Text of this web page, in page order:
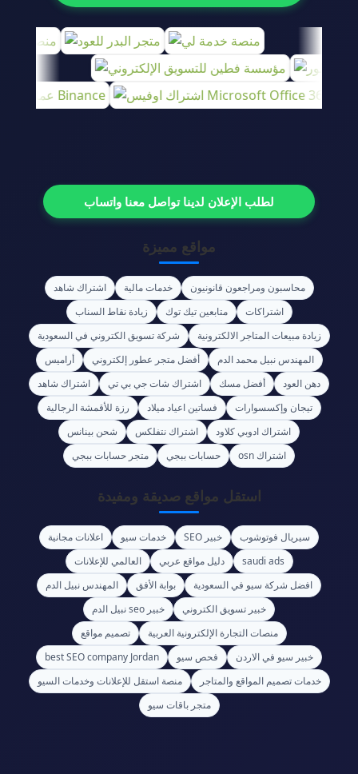
لطلب الإعلان لدينا تواصل معنا واتساب
مواقع مميزة
محاسبون ومراجعون قانونيون خدمات مالية
اشتراك شاهد
اشتراكات
متابعين تيك توك
زيادة نقاط السناب
زيادة مبيعات المتاجر الالكترونية
شركة تسويق الكتروني في السعودية
المهندس نبيل محمد الدم
أفضل متجر عطور إلكتروني
أراميس
دهن العود
أفضل مسك اشتراك شات جي بي تي
اشتراك شاهد
تيجان وإكسسوارات
فساتين اعياد ميلاد
رزة للأقمشة الرجالية
اشتراك ادوبي كلاود
اشتراك نتفلكس
شحن بينانس
اشتراك osn
حسابات ببجي متجر حسابات ببجي
استقل مواقع صديقة ومفيدة
سيريال فوتوشوب خبير SEO خدمات سيو
اعلانات مجانية
saudi ads
دليل مواقع عربي
العالمي للإعلانات
افضل شركة سيو في السعودية
بوابة الأفق
المهندس نبيل الدم
خبير تسويق الكتروني
خبير seo نبيل الدم
منصات التجارة الإلكترونية العربية
تصميم مواقع
خبير سيو في الاردن
فحص سيو
best SEO company Jordan
خدمات تصميم المواقع والمتاجر
منصة استقل للإعلانات وخدمات السيو
متجر باقات سيو